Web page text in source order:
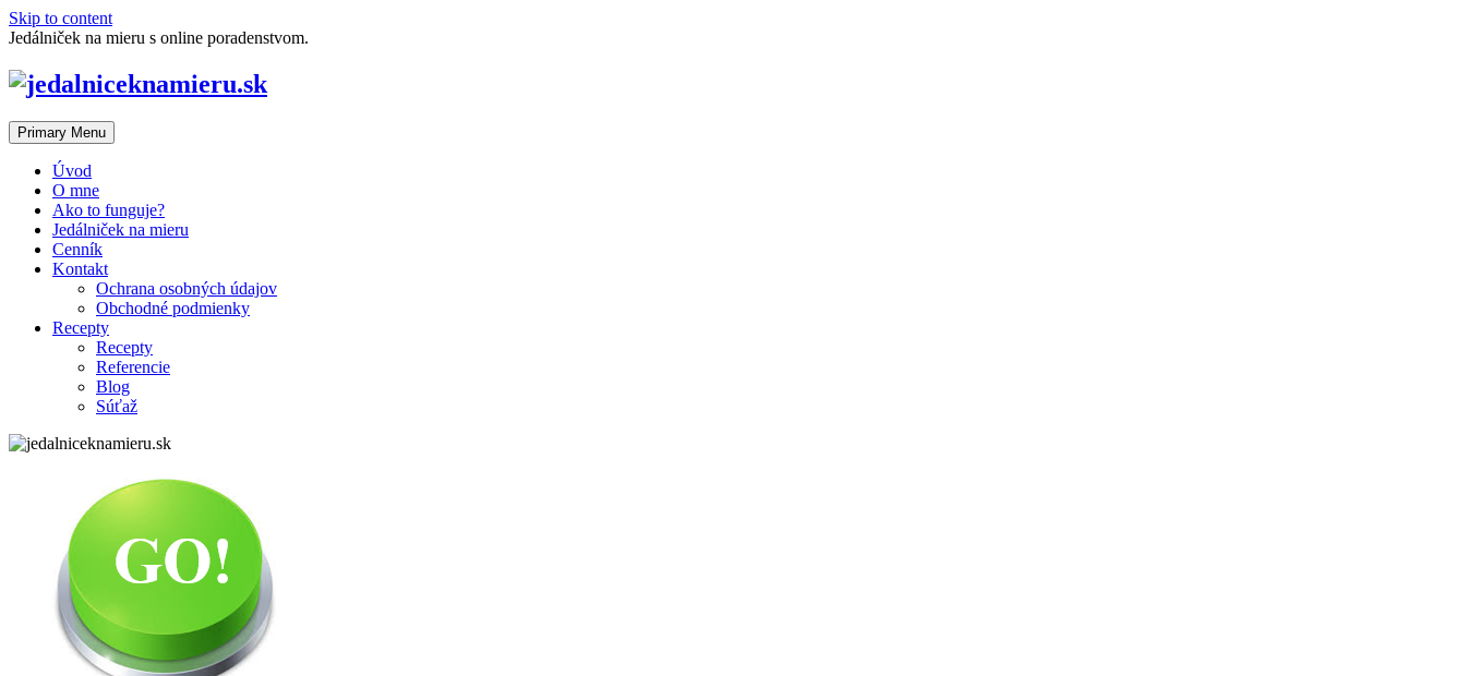
Skip to content
Jedálniček na mieru s online poradenstvom.
Primary Menu
Úvod
O mne
Ako to funguje?
Jedálniček na mieru
Cenník
Kontakt
Ochrana osobných údajov
Obchodné podmienky
Recepty
Recepty
Referencie
Blog
Súťaž